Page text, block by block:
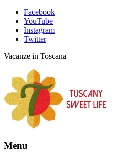
Facebook
YouTube
Instagram
Twitter
Vacanze in Toscana
Menu